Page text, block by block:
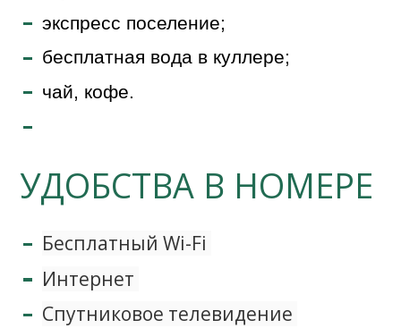
экспресс поселение;
бесплатная вода в куллере;
чай, кофе.
УДОБСТВА В НОМЕРЕ
Бесплатный Wi-Fi
Интернет
Спутниковое телевидение